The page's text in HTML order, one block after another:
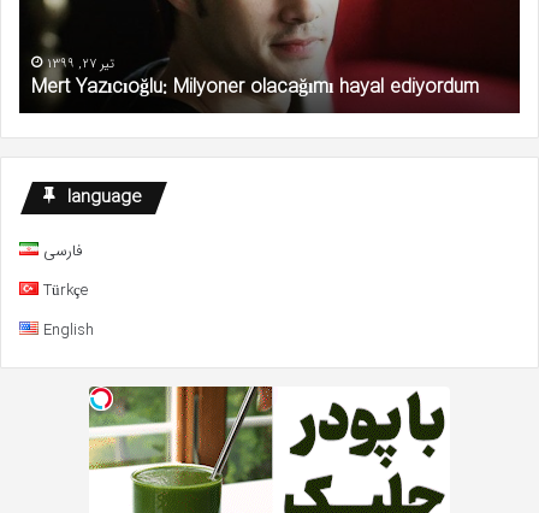
تیر 27, 1399
Mert Yazıcıoğlu: Milyoner olacağımı hayal ediyordum
language
فارسی
Türkçe
English